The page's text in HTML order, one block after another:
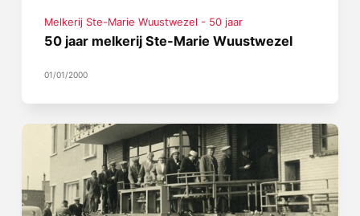
Melkerij Ste-Marie Wuustwezel - 50 jaar
50 jaar melkerij Ste-Marie Wuustwezel
01/01/2000